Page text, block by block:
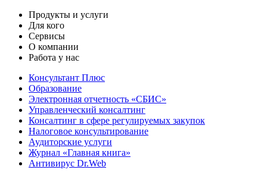
Продукты и услуги
Для кого
Сервисы
О компании
Работа у нас
Консультант Плюс
Образование
Электронная отчетность «СБИС»
Управленческий консалтинг
Консалтинг в сфере регулируемых закупок
Налоговое консультирование
Аудиторские услуги
Журнал «Главная книга»
Антивирус Dr.Web